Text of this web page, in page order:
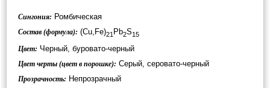
Сингония: Ромбическая
Состав (формула): (Cu,Fe)21 Pb2S15
Цвет: Черный, буровато-черный
Цвет черты (цвет в порошке): Серый, серовато-черный
Прозрачность: Непрозрачный